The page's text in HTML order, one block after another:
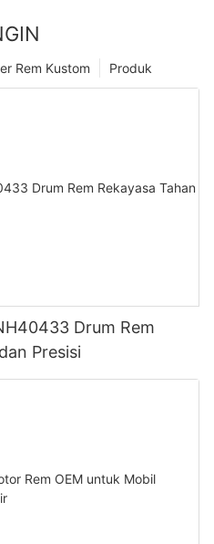
Produk
Rem Kustom
Drum Rem
Presisi